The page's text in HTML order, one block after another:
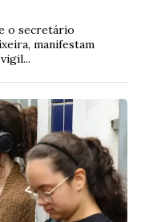
o secretário
manifestam